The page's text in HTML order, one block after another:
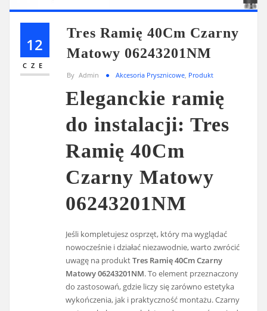
12
CZE
Tres Ramię 40Cm Czarny
Matowy 06243201NM
By Admin Akcesoria Prysznicowe, Produkt
Eleganckie ramię
do instalacji: Tres
Ramię 40Cm
Czarny Matowy
06243201NM
Jeśli kompletujesz osprzęt, który ma wyglądać
nowocześnie i działać niezawodnie, warto zwrócić
uwagę na produktTres Ramię 40Cm Czarny
Matowy 06243201NM. To element przeznaczony
do zastosowań, gdzie liczy się zarówno estetyka
wykończenia, jak i praktyczność montażu. Czarny